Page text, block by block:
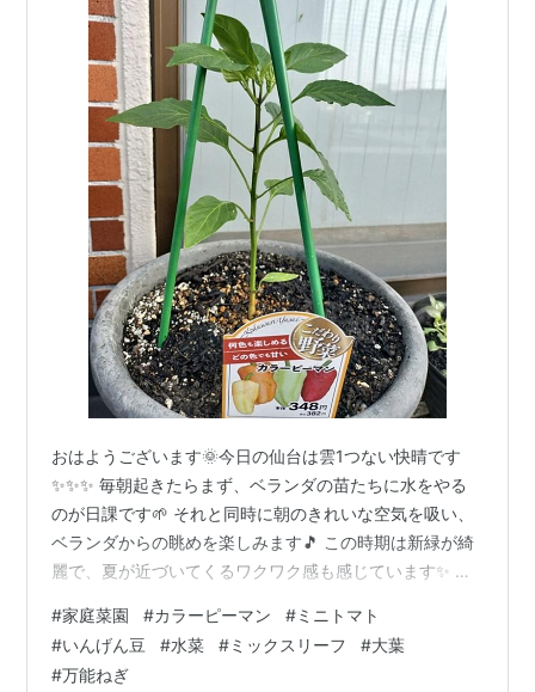
おはようございます🌞今日の仙台は雲1つない快晴です
✨✨✨ 毎朝起きたらまず、ベランダの苗たちに水をやる
のが日課です🌱 それと同時に朝のきれいな空気を吸い、
ベランダからの眺めを楽しみます🎵 この時期は新緑が綺
麗で、夏が近づいてくるワクワク感も感じています✨ 今
菜を作っています🥬✨ 初めての挑戦、カラーピーマンで
す🎵 何に入れても美味しいピーマンですが、どんな色が
できるのか楽しみです(⌒∇⌒) そして種を植えたばかりの
#家庭菜園 #カラーピーマン #ミニトマト
#いんげん豆 #水菜 #ミックスリーフ #大葉
#万能ねぎ